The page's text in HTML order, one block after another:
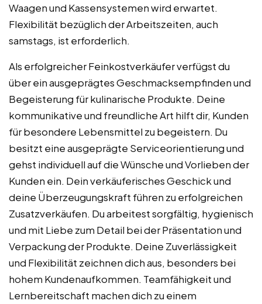
Waagen und Kassensystemen wird erwartet.
Flexibilität bezüglich der Arbeitszeiten, auch
samstags, ist erforderlich.
Als erfolgreicher Feinkostverkäufer verfügst du
über ein ausgeprägtes Geschmacksempfinden und
Begeisterung für kulinarische Produkte. Deine
kommunikative und freundliche Art hilft dir, Kunden
für besondere Lebensmittel zu begeistern. Du
besitzt eine ausgeprägte Serviceorientierung und
gehst individuell auf die Wünsche und Vorlieben der
Kunden ein. Dein verkäuferisches Geschick und
deine Überzeugungskraft führen zu erfolgreichen
Zusatzverkäufen. Du arbeitest sorgfältig, hygienisch
und mit Liebe zum Detail bei der Präsentation und
Verpackung der Produkte. Deine Zuverlässigkeit
und Flexibilität zeichnen dich aus, besonders bei
hohem Kundenaufkommen. Teamfähigkeit und
Lernbereitschaft machen dich zu einem